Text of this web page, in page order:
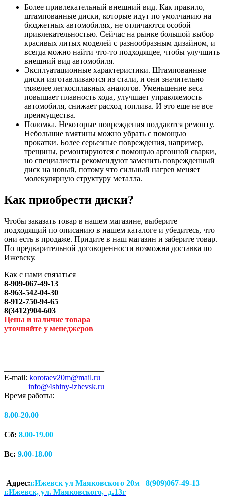
Более привлекательный внешний вид. Как правило,
штампованные диски, которые идут по умолчанию на
бюджетных автомобилях, не отличаются особой
привлекательностью. Сейчас на рынке большой выбор
красивых литых моделей с разнообразным дизайном, и
всегда можно найти что-то подходящее, чтобы улучшить
внешний вид автомобиля.
Эксплуатационные характеристики. Штампованные
диски изготавливаются из стали, и они значительно
тяжелее легкосплавных аналогов. Уменьшение веса
повышает плавность хода, улучшает управляемость
автомобиля, снижает расход топлива. И это еще не все
преимущества.
Поломка. Некоторые повреждения поддаются ремонту.
Небольшие вмятины можно убрать с помощью
прокатки. Более серьезные повреждения, например,
трещины, ремонтируются с помощью аргонной сварки,
но специалисты рекомендуют заменить поврежденный
диск на новый, потому что сильный нагрев меняет
молекулярную структуру металла.
Как приобрести диски?
Чтобы заказать товар в нашем магазине, выберите
подходящий по описанию в нашем каталоге и убедитесь, что
они есть в продаже. Придите в наш магазин и заберите товар.
По предварительной договоренности возможна доставка по
Ижевску.
Как с нами связаться
8-909-067-49-13
8-963-542-04-30
8-912-750-94-65
8(3412)904-603
Цены и наличие товара
уточняйте у менеджеров
E-mail: korotaev20m@mail.ru
info@4shiny-izhevsk.ru
Время работы:
8.00-20.00
Сб: 8.00-19.00
Вс: 9.00-18.00
Адрес:г.Ижевск ул Маяковского 20м 8(909)067-49-13
г.Ижевск, ул. Маяковского, д.13г